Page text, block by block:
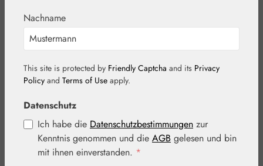
Cayennepfeffer
Salbe
Bildergalerie überspringen
Nachname
This site is protected by Friendly Captcha and its Privacy
Policy and Terms of Use apply.
Datenschutz
Ich habe die Datenschutzbestimmungen zur
Kenntnis genommen und die AGB gelesen und bin
mit ihnen einverstanden. *